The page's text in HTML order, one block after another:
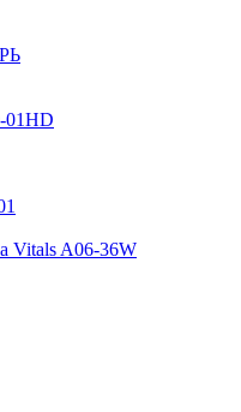
01HD
Vitals A06-36W